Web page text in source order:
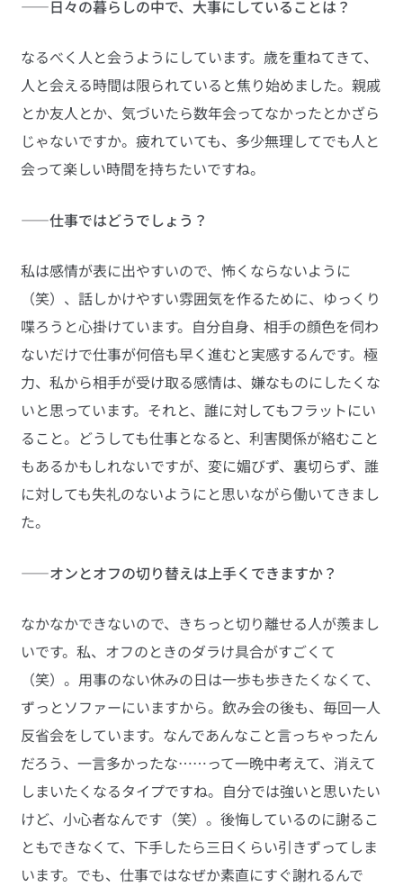
――日々の暮らしの中で、大事にしていることは？
なるべく人と会うようにしています。歳を重ねてきて、
人と会える時間は限られていると焦り始めました。親戚
とか友人とか、気づいたら数年会ってなかったとかざら
じゃないですか。疲れていても、多少無理してでも人と
会って楽しい時間を持ちたいですね。
――仕事ではどうでしょう？
私は感情が表に出やすいので、怖くならないように
（笑）、話しかけやすい雰囲気を作るために、ゆっくり
喋ろうと心掛けています。自分自身、相手の顔色を伺わ
ないだけで仕事が何倍も早く進むと実感するんです。極
力、私から相手が受け取る感情は、嫌なものにしたくな
いと思っています。それと、誰に対してもフラットにい
ること。どうしても仕事となると、利害関係が絡むこと
もあるかもしれないですが、変に媚びず、裏切らず、誰
に対しても失礼のないようにと思いながら働いてきまし
た。
――オンとオフの切り替えは上手くできますか？
なかなかできないので、きちっと切り離せる人が羨まし
いです。私、オフのときのダラけ具合がすごくて
（笑）。用事のない休みの日は一歩も歩きたくなくて、
ずっとソファーにいますから。飲み会の後も、毎回一人
反省会をしています。なんであんなこと言っちゃったん
だろう、一言多かったな……って一晩中考えて、消えて
しまいたくなるタイプですね。自分では強いと思いたい
けど、小心者なんです（笑）。後悔しているのに謝るこ
ともできなくて、下手したら三日くらい引きずってしま
います。でも、仕事ではなぜか素直にすぐ謝れるんで